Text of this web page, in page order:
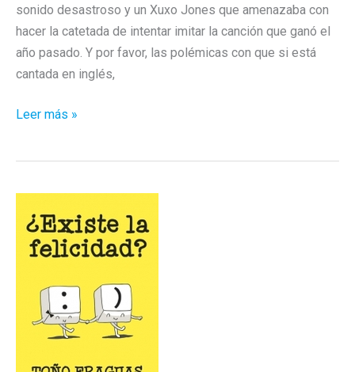
sonido desastroso y un Xuxo Jones que amenazaba con
hacer la catetada de intentar imitar la canción que ganó el
año pasado. Y por favor, las polémicas con que si está
cantada en inglés,
Barei
Eurovision
Leer más »